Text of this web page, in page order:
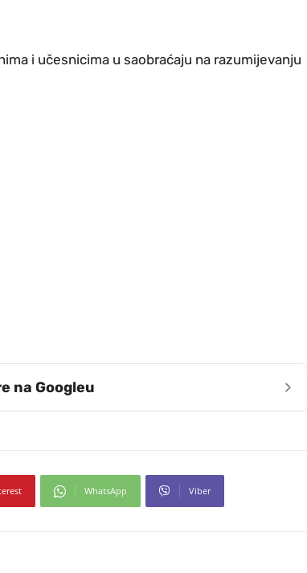
i učesnicima u saobraćaju na razumijevanju
na Googleu ›
WhatsApp Viber